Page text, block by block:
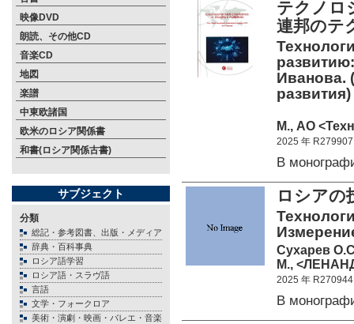
映像DVD
朗読、その他CD
音楽CD
地図
楽譜
中東欧諸国
欧米のロシア関係書
和書(ロシア関係古書)
サブジェクト
分類
総記・参考図書、出版・メディア
辞典・百科事典
ロシア語学習
ロシア語・スラヴ語
言語
文学・フォークロア
美術・演劇・映画・バレエ・音楽
テクノ
連邦のテ
Иванова.
развития)
М., АО
2025 年 R279907
В
ロシア
Сухарев
М.,
2025 年 R270944
В